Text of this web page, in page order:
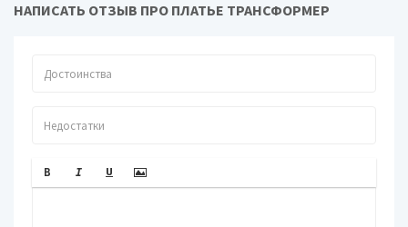
НАПИСАТЬ ОТЗЫВ ПРО ПЛАТЬЕ ТРАНСФОРМЕР